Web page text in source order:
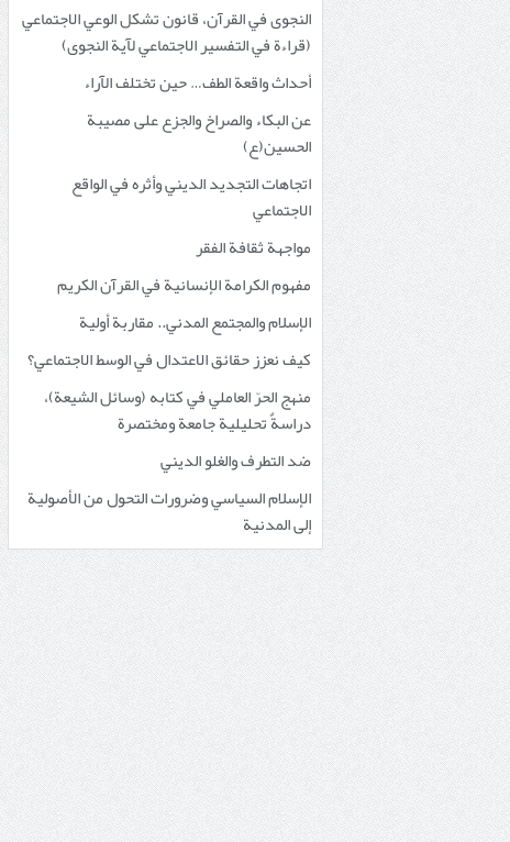
النجوى في القرآن، قانون تشكل الوعي الاجتماعي
(قراءة في التفسير الاجتماعي لآية النجوى)
أحداث واقعة الطف… حين تختلف الآراء
عن البكاء والصراخ والجزع على مصيبة
الحسين(ع)
اتجاهات التجديد الديني وأثره في الواقع
الاجتماعي
مواجهة ثقافة الفقر
مفهوم الكرامة الإنسانية في القرآن الكريم
الإسلام والمجتمع المدني.. مقاربة أولية
كيف نعزز حقائق الاعتدال في الوسط الاجتماعي؟
منهج الحرّ العاملي في كتابه (وسائل الشيعة)،
دراسةٌ تحليلية جامعة ومختصرة
ضد التطرف والغلو الديني
الإسلام السياسي وضرورات التحول من الأصولية
إلى المدنية